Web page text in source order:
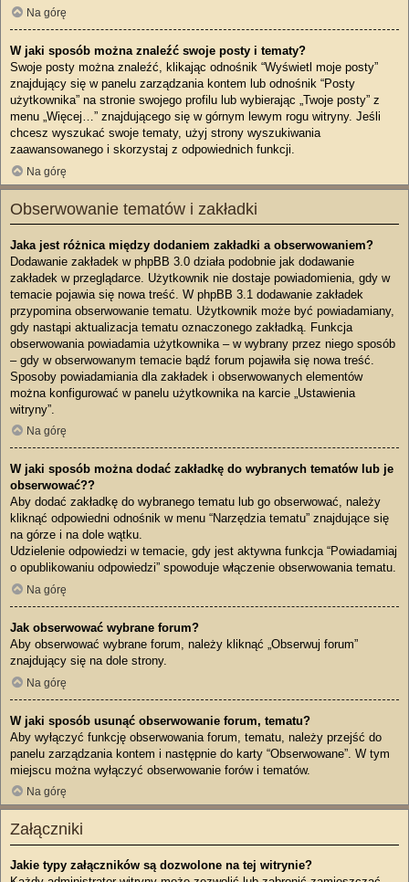
Na górę
W jaki sposób można znaleźć swoje posty i tematy?
Swoje posty można znaleźć, klikając odnośnik “Wyświetl moje posty”
znajdujący się w panelu zarządzania kontem lub odnośnik “Posty
użytkownika” na stronie swojego profilu lub wybierając „Twoje posty” z
menu „Więcej…” znajdującego się w górnym lewym rogu witryny. Jeśli
chcesz wyszukać swoje tematy, użyj strony wyszukiwania
zaawansowanego i skorzystaj z odpowiednich funkcji.
Na górę
Obserwowanie tematów i zakładki
Jaka jest różnica między dodaniem zakładki a obserwowaniem?
Dodawanie zakładek w phpBB 3.0 działa podobnie jak dodawanie
zakładek w przeglądarce. Użytkownik nie dostaje powiadomienia, gdy w
temacie pojawia się nowa treść. W phpBB 3.1 dodawanie zakładek
przypomina obserwowanie tematu. Użytkownik może być powiadamiany,
gdy nastąpi aktualizacja tematu oznaczonego zakładką. Funkcja
obserwowania powiadamia użytkownika – w wybrany przez niego sposób
– gdy w obserwowanym temacie bądź forum pojawiła się nowa treść.
Sposoby powiadamiania dla zakładek i obserwowanych elementów
można konfigurować w panelu użytkownika na karcie „Ustawienia
witryny”.
Na górę
W jaki sposób można dodać zakładkę do wybranych tematów lub je
obserwować??
Aby dodać zakładkę do wybranego tematu lub go obserwować, należy
kliknąć odpowiedni odnośnik w menu “Narzędzia tematu” znajdujące się
na górze i na dole wątku.
Udzielenie odpowiedzi w temacie, gdy jest aktywna funkcja “Powiadamiaj
o opublikowaniu odpowiedzi” spowoduje włączenie obserwowania tematu.
Na górę
Jak obserwować wybrane forum?
Aby obserwować wybrane forum, należy kliknąć „Obserwuj forum”
znajdujący się na dole strony.
Na górę
W jaki sposób usunąć obserwowanie forum, tematu?
Aby wyłączyć funkcję obserwowania forum, tematu, należy przejść do
panelu zarządzania kontem i następnie do karty “Obserwowane”. W tym
miejscu można wyłączyć obserwowanie forów i tematów.
Na górę
Załączniki
Jakie typy załączników są dozwolone na tej witrynie?